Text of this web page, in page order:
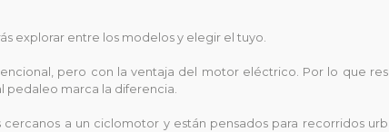
explorar entre los modelos y elegir el tuyo.
pero con la ventaja del motor eléctrico. Por lo que
pedaleo marca la diferencia.
a un ciclomotor y están pensados para recorridos